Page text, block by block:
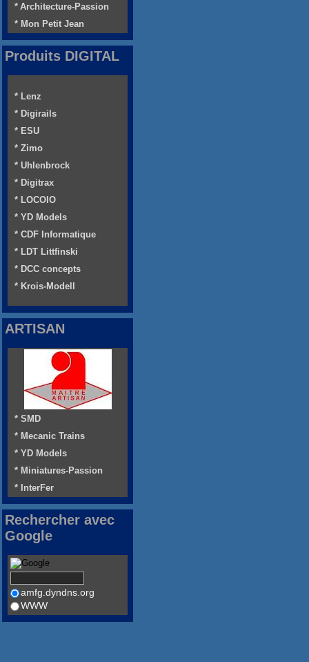
* Architecture-Passion
* Mon Petit Jean
Produits DIGITAL
* Lenz
* Digirails
* ESU
* Zimo
* Uhlenbrock
* Digitrax
* LOCOIO
* YD Models
* CDF Informatique
* LDT Littfinski
* DCC concepts
* Krois-Modell
ARTISAN
* SMD
* Mecanic Trains
* YD Models
* Miniatures-Passion
* InterFer
Rechercher avec
Google
amfg.dyndns.org
WWW